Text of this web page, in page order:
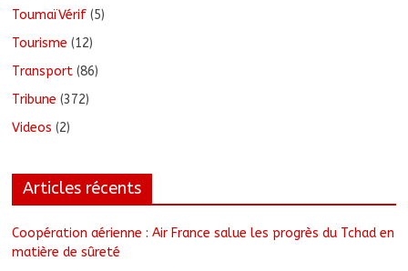
ToumaïVérif (5)
Tourisme (12)
Transport (86)
Tribune (372)
Videos (2)
Articles récents
Coopération aérienne : Air France salue les progrès du Tchad en
matière de sûreté